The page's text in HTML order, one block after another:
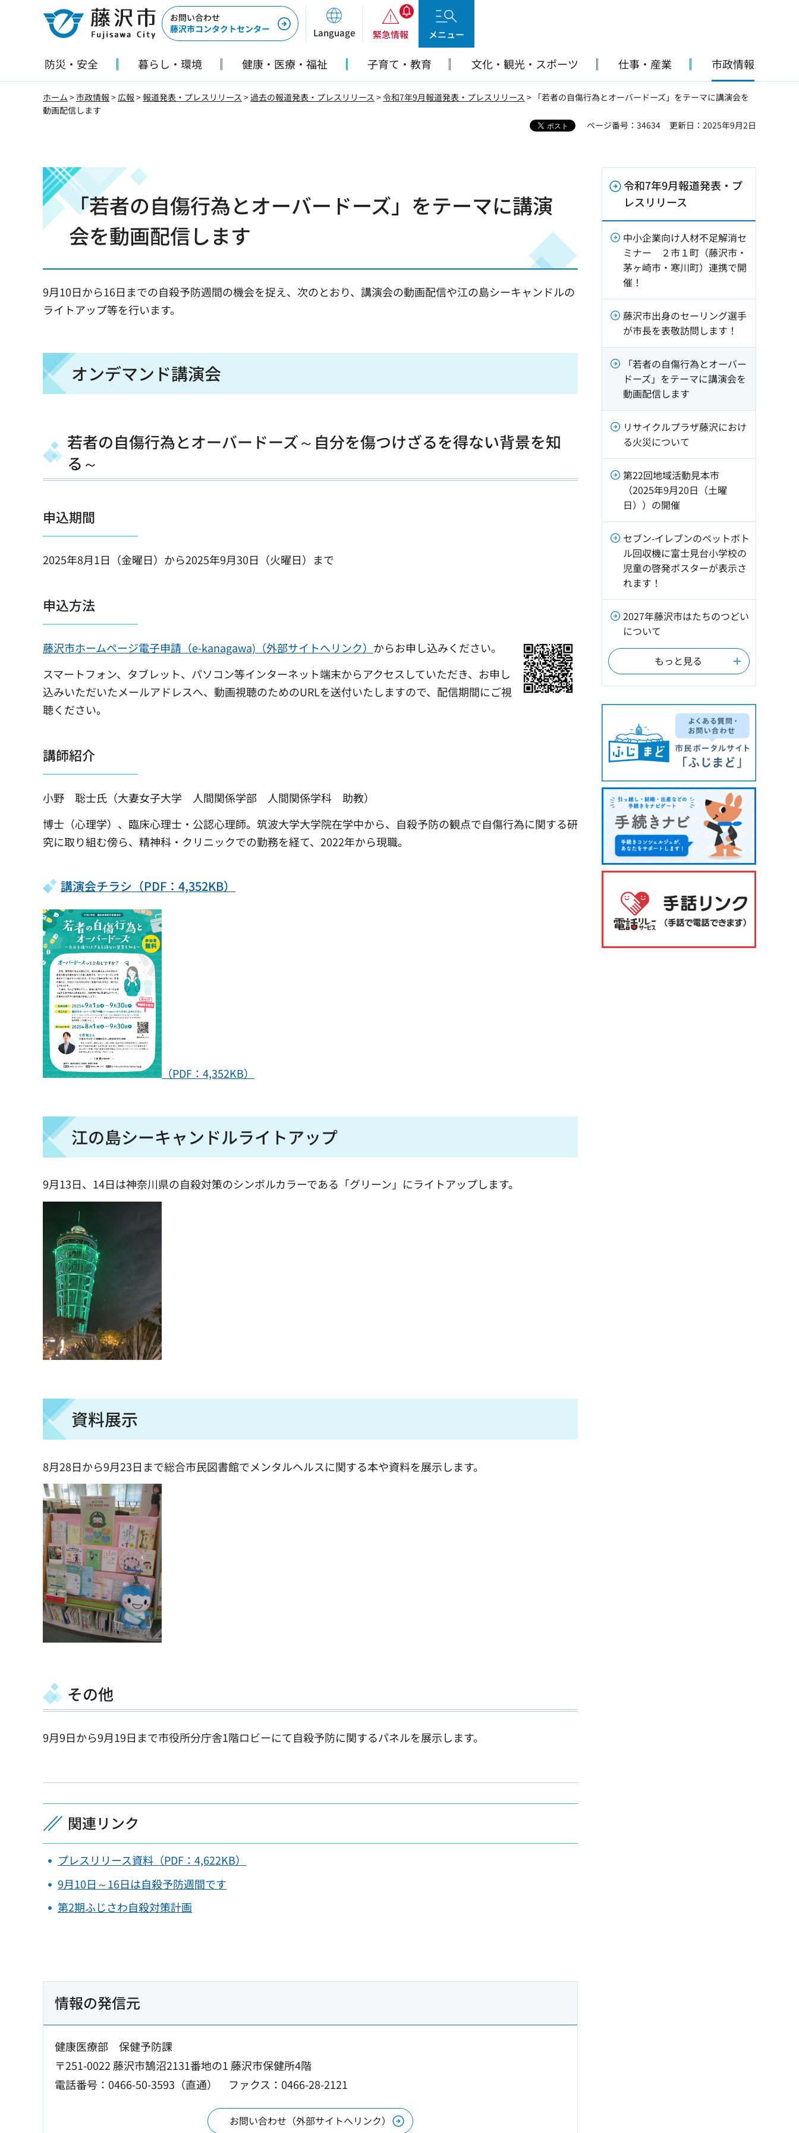
藤沢市
お問い合わせ
藤沢市コンタクトセンター
Language 緊急情報 メニュー
防災・安全 暮らし・環境 健康・医療・福祉 子育て・教育 文化・観光・スポーツ 仕事・産業 市政情報
ホーム >市政情報 >広報 >報道発表・プレスリリース >過去の報道発表・プレスリリース >令和7年9月報道発表・プレスリリース > 「若者の自傷行為とオーバードーズ」をテーマに講演会を
動画配信します
ページ番号：34634
更新日：2025年9月2日
「若者の自傷行為とオーバードーズ」をテーマに講演
会を動画配信します
9月10日から16日までの自殺予防週間の機会を捉え、次のとおり、講演会の動画配信や江の島シーキャンドルの
ライトアップ等を行います。
オンデマンド講演会
若者の自傷行為とオーバードーズ～自分を傷つけざるを得ない背景を知
る～
申込期間
2025年8月1日（金曜日）から2025年9月30日（火曜日）まで
申込方法
藤沢市ホームページ電子申請（e-kanagawa)（外部サイトへリンク） からお申し込みください。
スマートフォン、タブレット、パソコン等インターネット端末からアクセスしていただき、お申し
込みいただいたメールアドレスへ、動画視聴のためのURLを送付いたしますので、配信期間にご視
聴ください。
講師紹介
小野 聡士氏（大妻女子大学 人間関係学部 人間関係学科 助教）
博士（心理学）、臨床心理士・公認心理師。筑波大学大学院在学中から、自殺予防の観点で自傷行為に関する研
究に取り組む傍ら、精神科・クリニックでの勤務を経て、2022年から現職。
講演会チラシ（PDF：4,352KB）
（PDF：4,352KB）
江の島シーキャンドルライトアップ
9月13日、14日は神奈川県の自殺対策のシンボルカラーである「グリーン」にライトアップします。
資料展示
8月28日から9月23日まで総合市民図書館でメンタルヘルスに関する本や資料を展示します。
その他
9月9日から9月19日まで市役所分庁舎1階ロビーにて自殺予防に関するパネルを展示します。
関連リンク
プレスリリース資料（PDF：4,622KB）
9月10日～16日は自殺予防週間です
第2期ふじさわ自殺対策計画
情報の発信元
健康医療部 保健予防課
〒251-0022 藤沢市鵠沼2131番地の1 藤沢市保健所4階
電話番号：0466-50-3593（直通）
ファクス：0466-28-2121
お問い合わせ（外部サイトへリンク）
令和7年9月報道発表・プ
レスリリース
中小企業向け人材不足解消セ
ミナー ２市１町（藤沢市・
茅ヶ崎市・寒川町）連携で開
催！
藤沢市出身のセーリング選手
が市長を表敬訪問します！
「若者の自傷行為とオーバー
ドーズ」をテーマに講演会を
動画配信します
リサイクルプラザ藤沢におけ
る火災について
第22回地域活動見本市
（2025年9月20日（土曜
日））の開催
セブン‐イレブンのペットボト
ル回収機に富士見台小学校の
児童の啓発ポスターが表示さ
れます！
2027年藤沢市はたちのつどい
について
もっと見る